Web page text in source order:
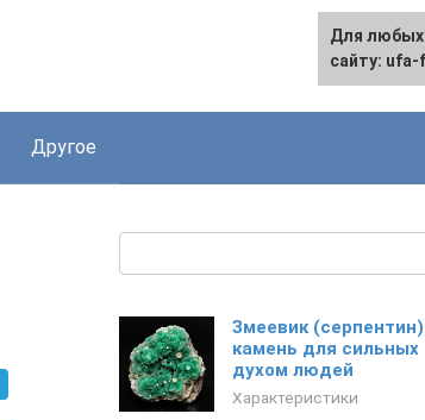
Другое
Змеевик
камень для сильных
духом людей
Характеристики
Для любых
сайту: